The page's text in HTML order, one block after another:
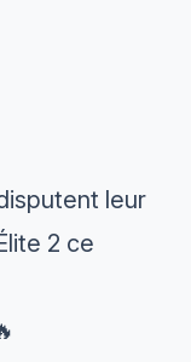
leur
2 ce